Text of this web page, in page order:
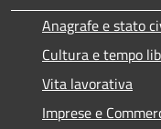
Anagrafe e stato
Cultura e tempo
Vita lavorativa
Imprese e